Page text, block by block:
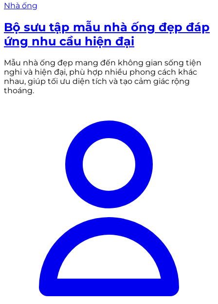
Nhà ống
Bộ sưu tập mẫu nhà ống đẹp đáp
ứng nhu cầu hiện đại
Mẫu nhà ống đẹp mang đến không gian sống tiện
nghi và hiện đại, phù hợp nhiều phong cách khác
nhau, giúp tối ưu diện tích và tạo cảm giác rộng
thoáng.